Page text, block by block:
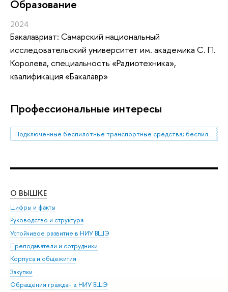
Oбразование
2024
Бакалавриат: Самарский национальный
исследовательский университет им. академика С. П.
Королева, специальность «Радиотехника»,
квалификация «Бакалавр»
Профессиональные интересы
Подключенные беспилотные транспортные средства; беспилотные авиационные системы; телематические системы; совместное имитационное моделирование; цифровые двойники транспортных и авиационных систем; безопасность дорожного движения.
О ВЫШКЕ
Цифры и факты
Руководство и структура
Устойчивое развитие в НИУ ВШЭ
Преподаватели и сотрудники
Корпуса и общежития
Закупки
Обращения граждан в НИУ ВШЭ